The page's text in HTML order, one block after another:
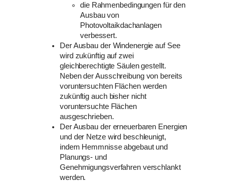
die Rahmenbedingungen für den
Ausbau von
Photovoltaikdachanlagen
verbessert.
Der Ausbau der Windenergie auf See
wird zukünftig auf zwei
gleichberechtigte Säulen gestellt.
Neben der Ausschreibung von bereits
voruntersuchten Flächen werden
zukünftig auch bisher nicht
voruntersuchte Flächen
ausgeschrieben.
Der Ausbau der erneuerbaren Energien
und der Netze wird beschleunigt,
indem Hemmnisse abgebaut und
Planungs- und
Genehmigungsverfahren verschlankt
werden.